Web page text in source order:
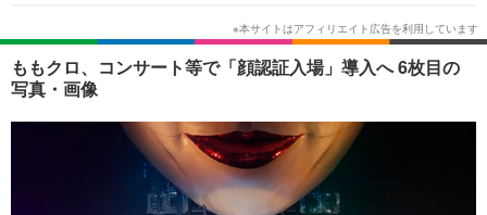
韓国・芸能
音楽 スポーツ
ショッピング その他
ライフTOP グルメ
ペット ショッピング
その他
リリース一覧
プッシュ通知の停止方法
ももクロ、コンサート等で「顔認証入場」導入へ 6枚目の
写真・画像